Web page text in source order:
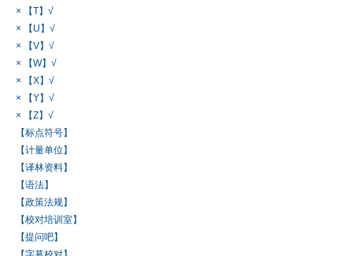
× 【T】√
× 【U】√
× 【V】√
× 【W】√
× 【X】√
× 【Y】√
× 【Z】√
【标点符号】
【计量单位】
【译林资料】
【语法】
【政策法规】
【校对培训室】
【提问吧】